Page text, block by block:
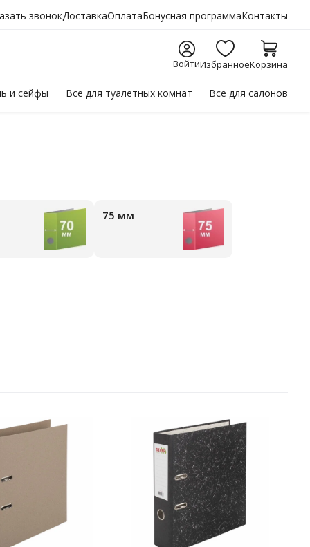
звонокДоставкаОплатаБонусная программаКонтакты
ВойтиИзбранноеКорзина
и сейфы Все для туалетных комнат Все для салонов
75 мм